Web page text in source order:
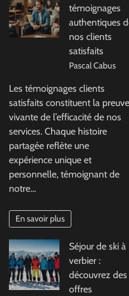
témoignages
authentiques
nos clients
satisfaits
Pascal Cabus
Les témoignages clients
satisfaits constituent la preuve
vivante de l’efficacité de nos
services. Chaque histoire
partagée reflète une
expérience unique et
personnelle, témoignant de
notre…
En savoir plus
Séjour de ski à
verbier :
découvrez des
offres